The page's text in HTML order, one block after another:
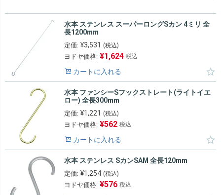
水本 ステンレス スーパーロングSカン 4ミリ 全
長1200mm
定価: ¥3,531 (税込)
ヨドヤ価格: ¥1,624 税込
カートに入れる
水本 ファンシーSフックストレート(ライトイエ
ロー) 全長300mm
定価: ¥1,221 (税込)
ヨドヤ価格: ¥562 税込
カートに入れる
水本 ステンレス SカンSAM 全長120mm
定価: ¥1,254 (税込)
ヨドヤ価格: ¥576 税込